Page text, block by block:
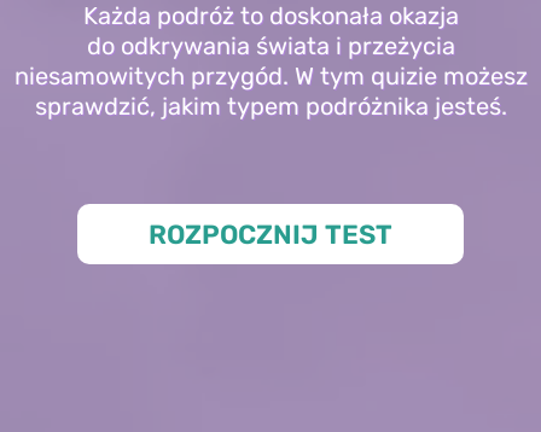
Każda podróż to doskonała okazja
do odkrywania świata i przeżycia
niesamowitych przygód. W tym quizie możesz
sprawdzić, jakim typem podróżnika jesteś.
ROZPOCZNIJ TEST